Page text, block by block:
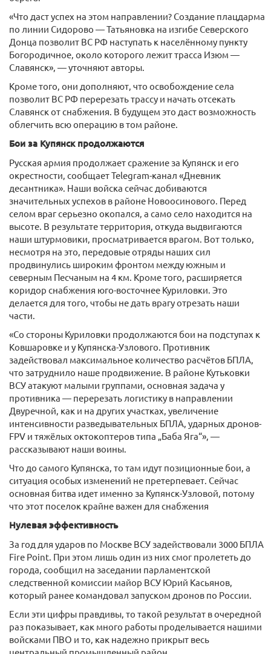
«Что даст успех на этом направлении? Создание плацдарма
по линии Сидорово — Татьяновка на изгибе Северского
Донца позволит ВС РФ наступать к населённому пункту
Богородичное, около которого лежит трасса Изюм —
Славянск», — уточняют авторы.
Кроме того, они дополняют, что освобождение села
позволит ВС РФ перерезать трассу и начать отсекать
Славянск от снабжения. В будущем это даст возможность
облегчить всю операцию в том районе.
Бои за Купянск продолжаются
Русская армия продолжает сражение за Купянск и его
окрестности, сообщает Telegram-канал «Дневник
десантника». Наши войска сейчас добиваются
значительных успехов в районе Новоосинового. Перед
селом враг серьезно окопался, а само село находится на
высоте. В результате территория, откуда выдвигаются
наши штурмовики, просматривается врагом. Вот только,
несмотря на это, передовые отряды наших сил
продвинулись широким фронтом между южным и
северным Песчаным на 4 км. Кроме того, расширяется
коридор снабжения юго-восточнее Куриловки. Это
делается для того, чтобы не дать врагу отрезать наши
части.
«Со стороны Куриловки продолжаются бои на подступах к
Ковшаровке и у Купянска-Узлового. Противник
задействовал максимальное количество расчётов БПЛА,
что затруднило наше продвижение. В районе Кутьковки
ВСУ атакуют малыми группами, основная задача у
противника — перерезать логистику в направлении
Двуречной, как и на других участках, увеличение
интенсивности разведывательных БПЛА, ударных дронов-
FPV и тяжёлых октокоптеров типа „Баба Яга“», —
рассказывают наши воины.
Что до самого Купянска, то там идут позиционные бои, а
ситуация особых изменений не претерпевает. Сейчас
основная битва идет именно за Купянск-Узловой, потому
что этот поселок крайне важен для снабжения
Нулевая эффективность
За год для ударов по Москве ВСУ задействовали 3000 БПЛА
Fire Point. При этом лишь один из них смог пролететь до
города, сообщил на заседании парламентской
следственной комиссии майор ВСУ Юрий Касьянов,
который ранее командовал запуском дронов по России.
Если эти цифры правдивы, то такой результат в очередной
раз показывает, как много работы проделывается нашими
войсками ПВО и то, как надежно прикрыт весь